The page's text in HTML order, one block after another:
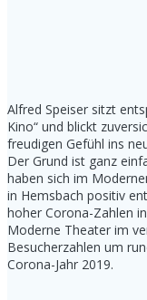
Alfred Speiser sitzt
Kino“ und blickt
freudigen Gefühl ins
Der Grund ist ganz
haben sich im
in Hemsbach positiv
hoher Corona-Zahlen
Moderne Theater im
Besucherzahlen um
Corona-Jahr 2019.